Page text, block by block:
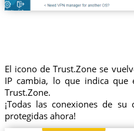
El icono de Trust.Zone se
IP cambia, lo que indica que
Trust.Zone.
¡Todas las conexiones de
protegidas ahora!